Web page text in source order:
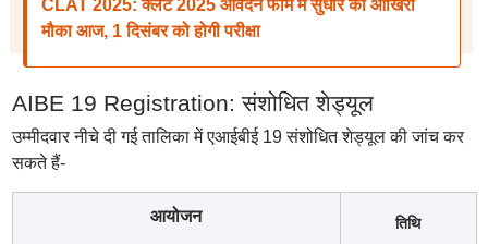
CLAT 2025: क्लैट 2025 आवेदन फॉर्म में सुधार का आखिरी
मौका आज, 1 दिसंबर को होगी परीक्षा
AIBE 19 Registration: संशोधित शेड्यूल
उम्मीदवार नीचे दी गई तालिका में एआईबीई 19 संशोधित शेड्यूल की जांच कर
सकते हैं-
आयोजन तिथि